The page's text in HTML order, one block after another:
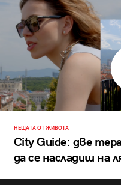
НЕЩАТА ОТ ЖИВОТА
City Guide: две
да се насладиш на